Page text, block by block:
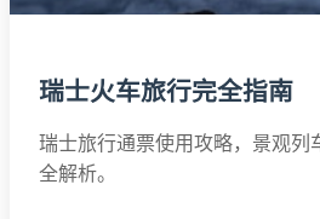
瑞士火车旅行完全指南
瑞士旅行通票使用攻略，景观列
全解析。